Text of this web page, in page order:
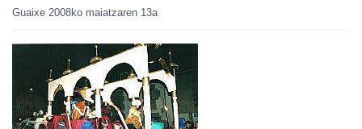
Guaixe 2008ko maiatzaren 13a